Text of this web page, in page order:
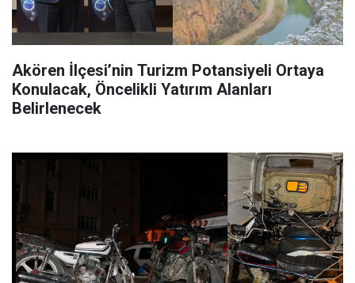
Akören İlçesi’nin Turizm Potansiyeli Ortaya
Konulacak, Öncelikli Yatırım Alanları
Belirlenecek